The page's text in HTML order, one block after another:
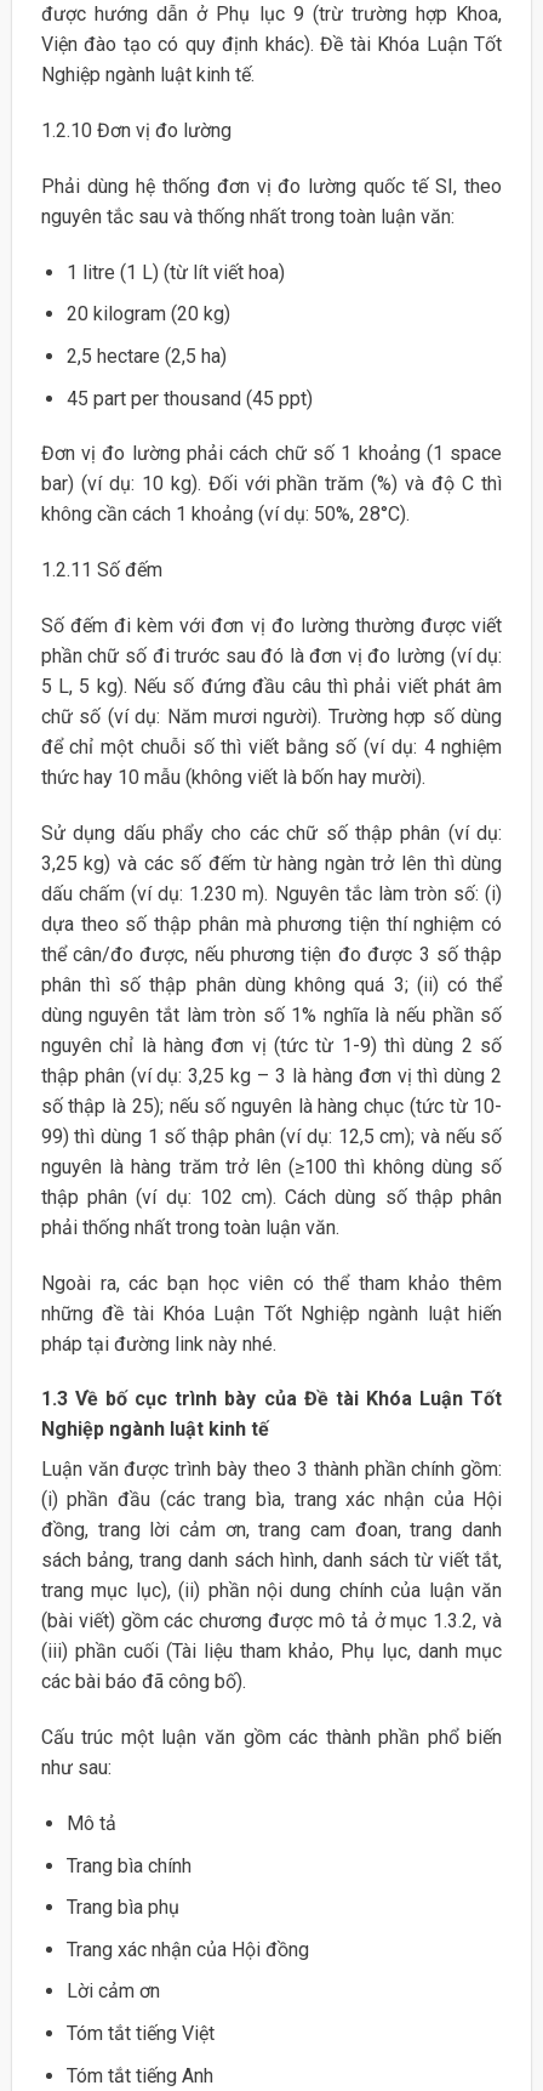
được hướng dẫn ở Phụ lục 9 (trừ trường hợp Khoa,
Viện đào tạo có quy định khác). Đề tài Khóa Luận Tốt
Nghiệp ngành luật kinh tế.
1.2.10 Đơn vị đo lường
Phải dùng hệ thống đơn vị đo lường quốc tế SI, theo
nguyên tắc sau và thống nhất trong toàn luận văn:
1 litre (1 L) (từ lít viết hoa)
20 kilogram (20 kg)
2,5 hectare (2,5 ha)
45 part per thousand (45 ppt)
Đơn vị đo lường phải cách chữ số 1 khoảng (1 space
bar) (ví dụ: 10 kg). Đối với phần trăm (%) và độ C thì
không cần cách 1 khoảng (ví dụ: 50%, 28°C).
1.2.11 Số đếm
Số đếm đi kèm với đơn vị đo lường thường được viết
phần chữ số đi trước sau đó là đơn vị đo lường (ví dụ:
5 L, 5 kg). Nếu số đứng đầu câu thì phải viết phát âm
chữ số (ví dụ: Năm mươi người). Trường hợp số dùng
để chỉ một chuỗi số thì viết bằng số (ví dụ: 4 nghiệm
thức hay 10 mẫu (không viết là bốn hay mười).
Sử dụng dấu phẩy cho các chữ số thập phân (ví dụ:
3,25 kg) và các số đếm từ hàng ngàn trở lên thì dùng
dấu chấm (ví dụ: 1.230 m). Nguyên tắc làm tròn số: (i)
dựa theo số thập phân mà phương tiện thí nghiệm có
thể cân/đo được, nếu phương tiện đo được 3 số thập
phân thì số thập phân dùng không quá 3; (ii) có thể
dùng nguyên tắt làm tròn số 1% nghĩa là nếu phần số
nguyên chỉ là hàng đơn vị (tức từ 1-9) thì dùng 2 số
thập phân (ví dụ: 3,25 kg – 3 là hàng đơn vị thì dùng 2
số thập là 25); nếu số nguyên là hàng chục (tức từ 10-
99) thì dùng 1 số thập phân (ví dụ: 12,5 cm); và nếu số
nguyên là hàng trăm trở lên (≥100 thì không dùng số
thập phân (ví dụ: 102 cm). Cách dùng số thập phân
phải thống nhất trong toàn luận văn.
Ngoài ra, các bạn học viên có thể tham khảo thêm
những đề tài Khóa Luận Tốt Nghiệp ngành luật hiến
pháp tại đường link này nhé.
1.3 Về bố cục trình bày của Đề tài Khóa Luận Tốt
Nghiệp ngành luật kinh tế
Luận văn được trình bày theo 3 thành phần chính gồm:
(i) phần đầu (các trang bìa, trang xác nhận của Hội
đồng, trang lời cảm ơn, trang cam đoan, trang danh
sách bảng, trang danh sách hình, danh sách từ viết tắt,
trang mục lục), (ii) phần nội dung chính của luận văn
(bài viết) gồm các chương được mô tả ở mục 1.3.2, và
(iii) phần cuối (Tài liệu tham khảo, Phụ lục, danh mục
các bài báo đã công bố).
Cấu trúc một luận văn gồm các thành phần phổ biến
như sau:
Mô tả
Trang bìa chính
Trang bìa phụ
Trang xác nhận của Hội đồng
Lời cảm ơn
Tóm tắt tiếng Việt
Tóm tắt tiếng Anh